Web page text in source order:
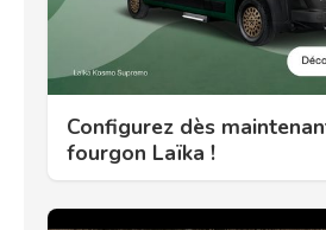
Configurez dès
fourgon Laïka !